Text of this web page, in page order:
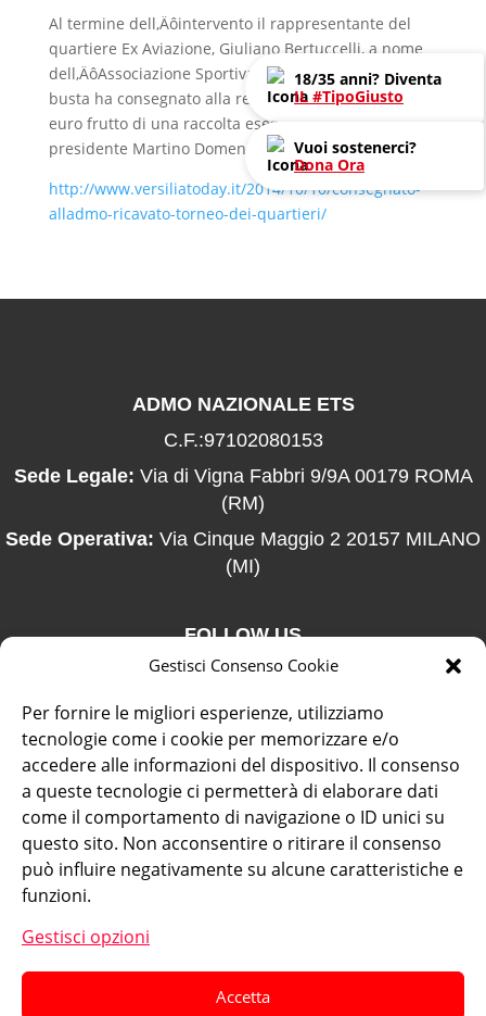
Gestisci Consenso Cookie
Per fornire le migliori esperienze, utilizziamo
tecnologie come i cookie per memorizzare e/o
accedere alle informazioni del dispositivo. Il consenso
a queste tecnologie ci permetterà di elaborare dati
come il comportamento di navigazione o ID unici su
questo sito. Non acconsentire o ritirare il consenso
può influire negativamente su alcune caratteristiche e
funzioni.
Gestisci opzioni
Accetta
Al termine dell‚Äôintervento il rappresentante del
quartiere Ex Aviazione, Giuliano Bertuccelli, a nome
dell‚ÄôAssociazione Sportiva Ex Aviazione in una
busta ha consegnato alla responsabile la cifra di 100
euro frutto di una raccolta eseguita dal mitico
presidente Martino Domenici.
http://www.versiliatoday.it/2014/10/10/consegnato-
alladmo-ricavato-torneo-dei-quartieri/
ADMO NAZIONALE ETS
C.F.:97102080153
Sede Legale: Via di Vigna Fabbri 9/9A 00179 ROMA
(RM)
Sede Operativa: Via Cinque Maggio 2 20157 MILANO
(MI)
FOLLOW US
+39 02 39000855
18/35 anni? Diventa
IL #TipoGiusto
Vuoi sostenerci?
Dona Ora